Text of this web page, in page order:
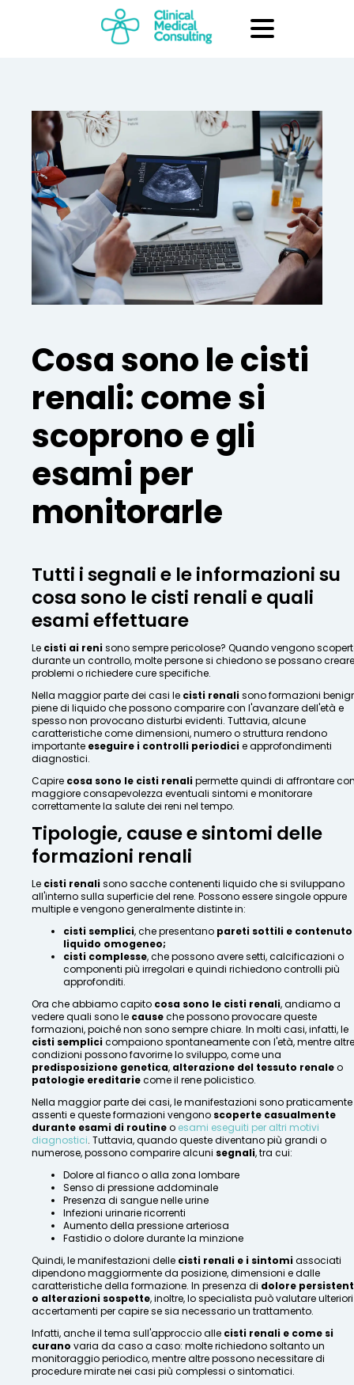
Cosa sono le cisti
renali: come si
scoprono e gli
esami per
monitorarle
Tutti i segnali e le informazioni su
cosa sono le cisti renali e quali
esami effettuare
Le cisti ai renisono sempre pericolose? Quando vengono
durante un controllo, molte persone si chiedono se possano creare
problemi o richiedere cure specifiche.
Nella maggior parte dei casi le cisti renalisono formazioni
piene di liquido che possono comparire con l'avanzare dell'età e
spesso non provocano disturbi evidenti. Tuttavia, alcune
caratteristiche come dimensioni, numero o struttura rendono
importante eseguire i controlli periodicie approfondimenti
diagnostici.
Capire cosa sono le cisti renalipermette quindi di affrontare
maggiore consapevolezza eventuali sintomi e monitorare
correttamente la salute dei reni nel tempo.
Tipologie, cause e sintomi delle
formazioni renali
Le cisti renalisono sacche contenenti liquido che si sviluppano
all'interno sulla superficie del rene. Possono essere singole oppure
multiple e vengono generalmente distinte in:
cisti semplici, che presentano pareti sottili e contenuto
liquido omogeneo;
cisti complesse, che possono avere setti, calcificazioni o
componenti più irregolari e quindi richiedono controlli più
approfonditi.
Ora che abbiamo capito cosa sono le cisti renali, andiamo a
vedere quali sono le causeche possono provocare queste
formazioni, poiché non sono sempre chiare. In molti casi, infatti, le
cisti semplicicompaiono spontaneamente con l'età, mentre altre
condizioni possono favorirne lo sviluppo, come una
predisposizione genetica, alterazione del tessuto renaleo
patologie ereditariecome il rene policistico.
Nella maggior parte dei casi, le manifestazioni sono praticamente
assenti e queste formazioni vengono scoperte casualmente
durante esami di routineo esami eseguiti per altri motivi
diagnostici. Tuttavia, quando queste diventano più grandi o
numerose, possono comparire alcuni segnali, tra cui:
Dolore al fianco o alla zona lombare
Senso di pressione addominale
Presenza di sangue nelle urine
Infezioni urinarie ricorrenti
Aumento della pressione arteriosa
Fastidio o dolore durante la minzione
Quindi, le manifestazioni delle cisti renali e i sintomiassociati
dipendono maggiormente da posizione, dimensioni e dalle
caratteristiche della formazione. In presenza di dolore
o alterazioni sospette, inoltre, lo specialista può valutare ulteriori
accertamenti per capire se sia necessario un trattamento.
Infatti, anche il tema sull'approccio alle cisti renali e come si
curano varia da caso a caso: molte richiedono soltanto un
monitoraggio periodico, mentre altre possono necessitare di
procedure mirate nei casi più complessi o sintomatici.